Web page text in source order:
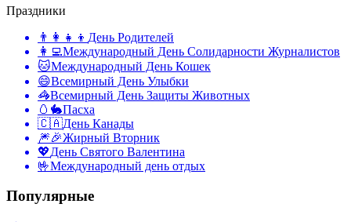
Праздники
👨‍👩‍👧‍👦 День Родителей
👩‍💻Международный День Солидарности Журналистов
🐱Международный День Кошек
😄Всемирный День Улыбки
🦓Всемирный День Защиты Животных
🥚🐇Пасха
🇨🇦День Канады
🎆🎉Жирный Вторник
💖День Святого Валентина
🤟Международный день отдых
Популярные